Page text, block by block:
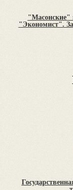
"Масонские"
"Экономист".